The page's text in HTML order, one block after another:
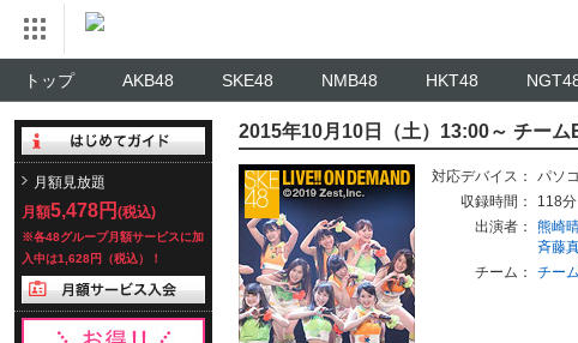
トップ AKB48 SKE48 NMB48 HKT48
月額見放題
月額5,478円 (税込)
※各48グループ月額サービスに加
入中は1,628円（税込）！
2015年10月10日（土）13:00～ チー
対応デバイス： パソ
収録時間：
118分
出演者：
熊崎
斉藤
チーム：
チー